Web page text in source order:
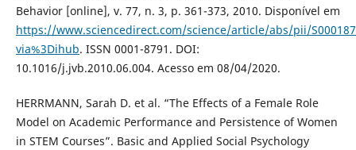
Behavior [online], v. 77, n. 3, p. 361-373, 2010. Disponível em
https://www.sciencedirect.com/science/article/abs/pii/
via%3Dihub. ISSN 0001-8791. DOI:
10.1016/j.jvb.2010.06.004. Acesso em 08/04/2020.
HERRMANN, Sarah D. et al. “The Effects of a Female Role
Model on Academic Performance and Persistence of Women
in STEM Courses”. Basic and Applied Social Psychology